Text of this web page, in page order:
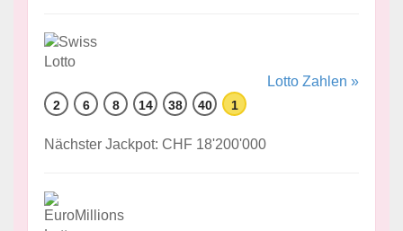
Lotto Zahlen »
2 6 8 14 38 40 1
Nächster Jackpot: CHF 18'200'000